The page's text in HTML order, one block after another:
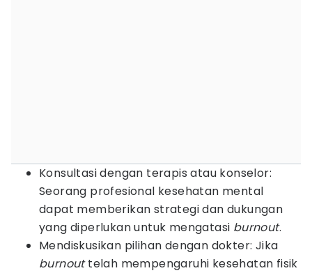
Konsultasi dengan terapis atau konselor:
Seorang profesional kesehatan mental
dapat memberikan strategi dan dukungan
yang diperlukan untuk mengatasi burnout.
Mendiskusikan pilihan dengan dokter: Jika
burnouttelah mempengaruhi kesehatan fisik